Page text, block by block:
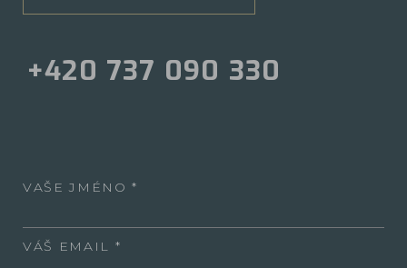
+420 737 090 330
VAŠE JMÉNO
VÁŠ EMAIL